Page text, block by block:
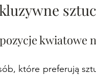
kwiatowe
które preferują